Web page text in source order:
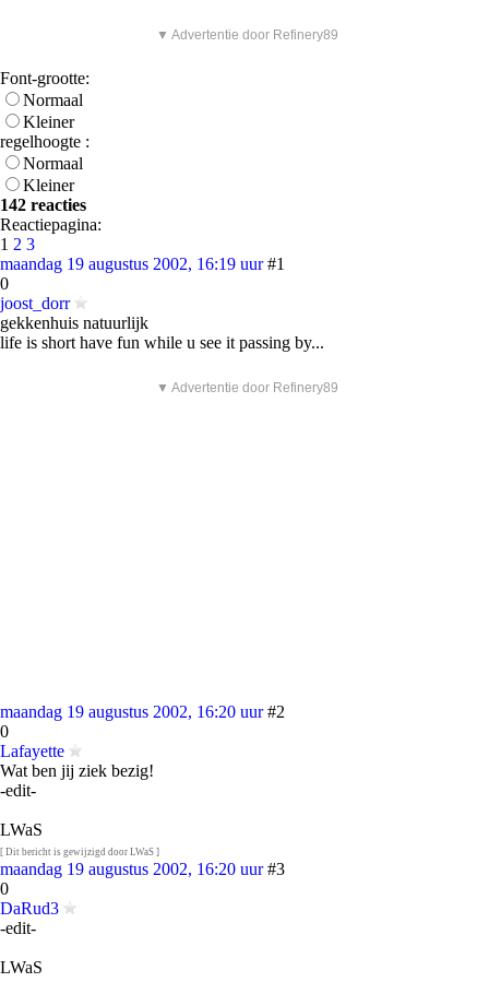
▼ Advertentie door Refinery89
Font-grootte:
Normaal
Kleiner
regelhoogte :
Normaal
Kleiner
142 reacties
Reactiepagina:
1 2 3
maandag 19 augustus 2002, 16:19 uur #1
0
joost_dorr
gekkenhuis natuurlijk
life is short have fun while u see it passing by...
▼ Advertentie door Refinery89
maandag 19 augustus 2002, 16:20 uur #2
0
Lafayette
Wat ben jij ziek bezig!
-edit-
LWaS
[ Dit bericht is gewijzigd door LWaS ]
maandag 19 augustus 2002, 16:20 uur #3
0
DaRud3
-edit-
LWaS